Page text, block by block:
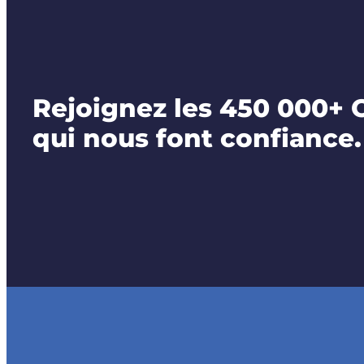
Rejoignez les 450 000+
qui nous font confiance.